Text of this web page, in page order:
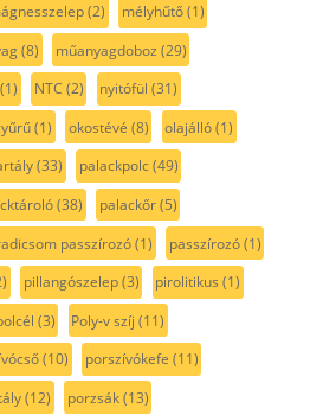
(2) mélyhűtő(1)
(8) műanyagdoboz (29)
(1) NTC (2) nyitófül (31)
(1) okostévé (8) olajálló(1)
(33) palackpolc(49)
(38) palackőr(5)
passzírozó(1) passzírozó(1)
pillangószelep(3) pirolitikus (1)
(3) Poly-v szíj (11)
(10) porszívókefe (11)
(12) porzsák(13)